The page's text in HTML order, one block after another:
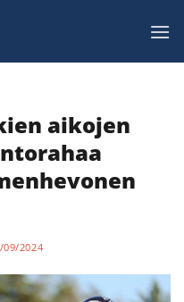
aikojen
09/2024